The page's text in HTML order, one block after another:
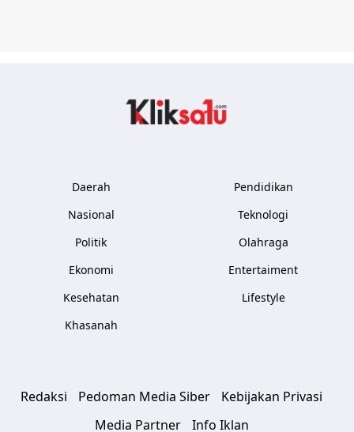
Daerah
Nasional
Politik
Ekonomi
Kesehatan
Khasanah
Pendidikan
Teknologi
Olahraga
Entertaiment
Lifestyle
Redaksi Pedoman Media Siber
Kebijakan Privasi
Media Partner
Info Iklan